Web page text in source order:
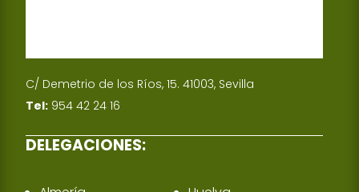
C/ Demetrio de los Ríos, 15. 41003, Sevilla
Tel: 954 42 24 16
DELEGACIONES: